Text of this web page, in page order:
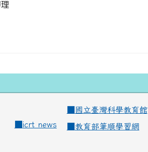
國立臺灣科學教育館
icrt news
教育部筆順學習網